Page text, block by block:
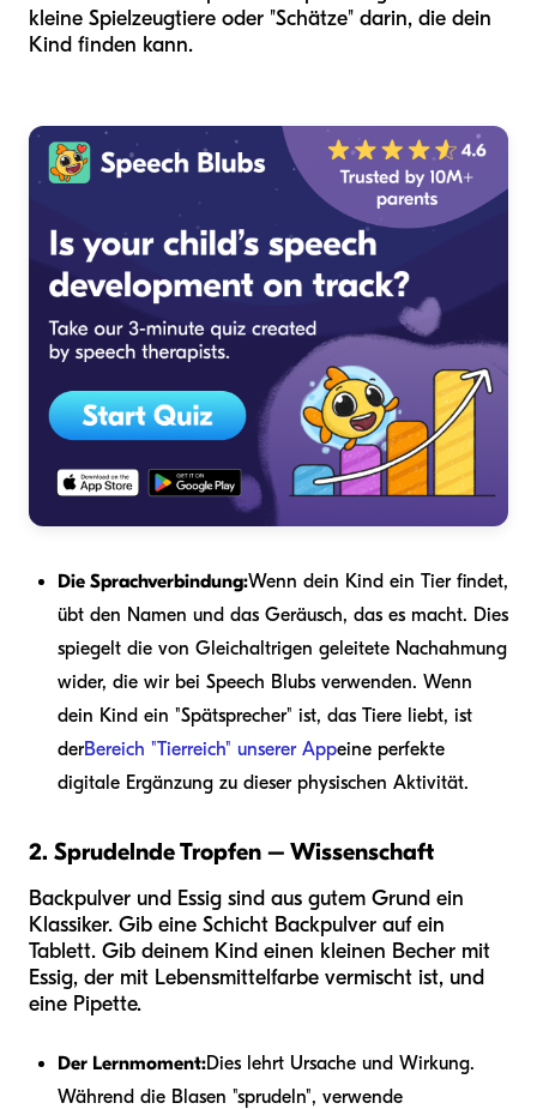
kleine Spielzeugtiere oder "Schätze" darin, die dein
Kind finden kann.
Die Sprachverbindung:Wenn dein Kind ein Tier findet,
übt den Namen und das Geräusch, das es macht. Dies
spiegelt die von Gleichaltrigen geleitete Nachahmung
wider, die wir bei Speech Blubs verwenden. Wenn
dein Kind ein "Spätsprecher" ist, das Tiere liebt, ist
derBereich "Tierreich" unserer Appeine perfekte
digitale Ergänzung zu dieser physischen Aktivität.
2. Sprudelnde Tropfen – Wissenschaft
Backpulver und Essig sind aus gutem Grund ein
Klassiker. Gib eine Schicht Backpulver auf ein
Tablett. Gib deinem Kind einen kleinen Becher mit
Essig, der mit Lebensmittelfarbe vermischt ist, und
eine Pipette.
Der Lernmoment:Dies lehrt Ursache und Wirkung.
Während die Blasen "sprudeln", verwende